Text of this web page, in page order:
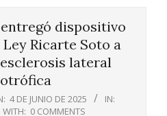
dispositivo
Ricarte Soto a
lateral
4 DE JUNIO DE 2025
IN:
WITH: 0 COMMENTS